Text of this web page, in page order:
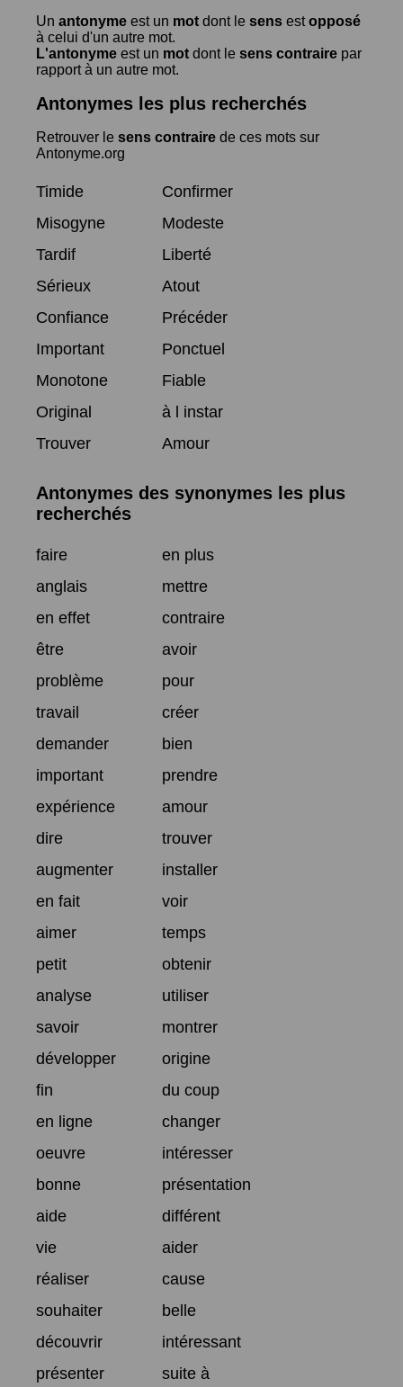
Un antonyme est un mot dont le sens estopposé
à celui d'un autre mot.
L'antonyme est un mot dont le sens contraire par
rapport à un autre mot.
Antonymes les plus recherchés
Retrouver le sens contraire de ces mots sur
Antonyme.org
Timide
Confirmer
Misogyne
Modeste
Tardif
Liberté
Sérieux
Atout
Confiance
Précéder
Important
Ponctuel
Monotone
Fiable
Original
à l instar
Trouver
Amour
Antonymes des synonymes les plus
recherchés
faire
en plus
anglais
mettre
en effet
contraire
être
avoir
problème
pour
travail
créer
demander
bien
important
prendre
expérience
amour
dire
trouver
augmenter
installer
en fait
voir
aimer
temps
petit
obtenir
analyse
utiliser
savoir
montrer
développer
origine
fin
du coup
en ligne
changer
oeuvre
intéresser
bonne
présentation
aide
différent
vie
aider
réaliser
cause
souhaiter
belle
découvrir
intéressant
présenter
suite à